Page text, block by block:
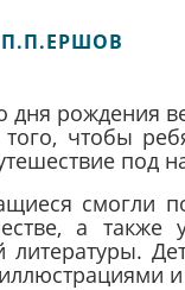
дня рождения
чтобы
смогли
а также